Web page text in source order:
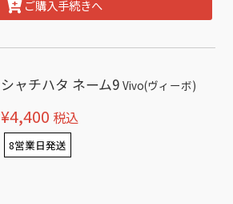
ご購入手続きへ
シャチハタ ネーム9Vivo(ヴィーボ)
¥4,400 税込
8営業日発送